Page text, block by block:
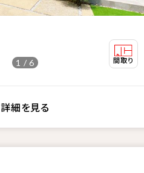
1 / 6
詳細を見る